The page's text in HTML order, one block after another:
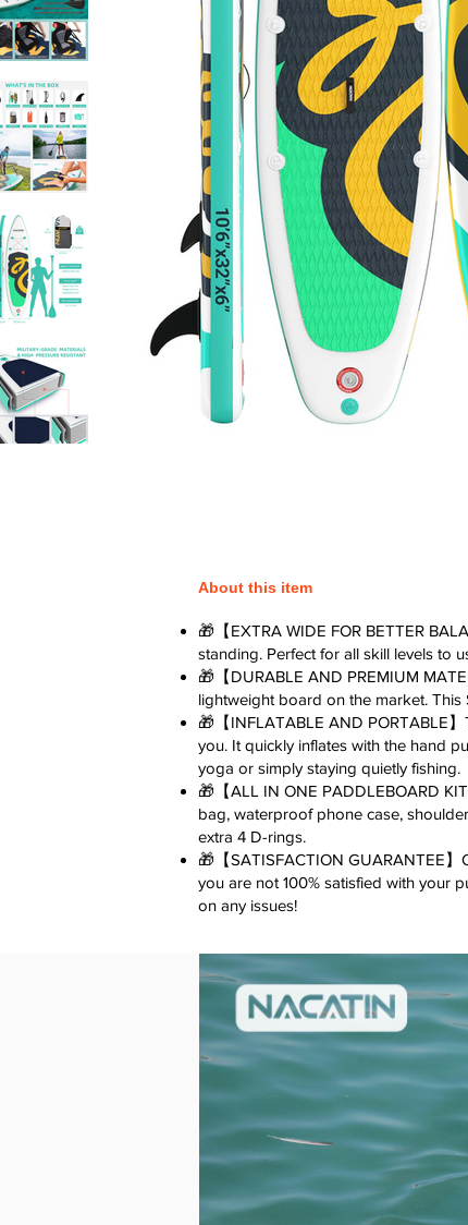
About this item
🎁【EXTRA WIDE FOR BETTER
standing. Perfect for all skill levels to
🎁【DURABLE AND PREMIUM
lightweight board on the market.
🎁【INFLATABLE AND PORTABLE
you. It quickly inflates with the hand
yoga or simply staying quietly fishing.
🎁【ALL IN ONE PADDLEBOARD
bag, waterproof phone case,
extra 4 D-rings.
🎁【SATISFACTION GUARANTEE
you are not 100% satisfied with your
on any issues!